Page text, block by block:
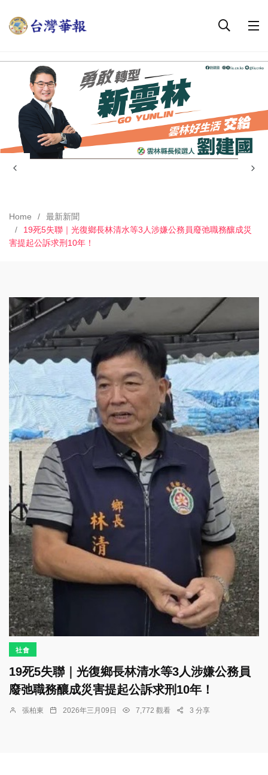
Home
最新新聞
19死5失聯｜光復鄉長林清水等3人涉嫌公務員廢弛職務釀成災
害提起公訴求刑10年！
社會
19死5失聯｜光復鄉長林清水等3人涉嫌公務員
廢弛職務釀成災害提起公訴求刑10年！
張柏東 2026年三月09日 7,772 觀看 3 分享